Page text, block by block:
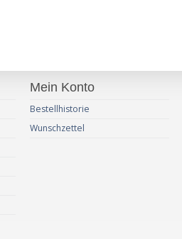
Mein Konto
Bestellhistorie
Wunschzettel